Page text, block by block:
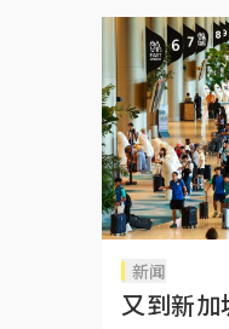
新闻
又到新